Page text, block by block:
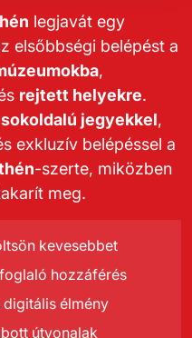
legjavát egy
elsőbbségi belépést a
,
rejtett helyekre.
sokoldalú jegyekkel,
exkluzív belépéssel a
-szerte, miközben
meg.
kevesebbet
hozzáférés
élmény
útvonalak